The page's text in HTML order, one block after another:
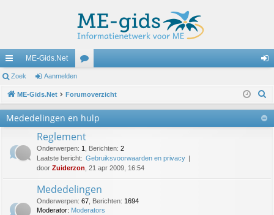
ne
lle
lin
ME-Gids.Net
u
m
s
m
el
Zoek Aanmelden
ME-Gids.Net Forumoverzicht
Mededelingen en hulp
Reglement
Onderwerpen: 1 Berichten: 2
Laatste bericht: Gebruiksvoorwaarden en privacy
door Zuiderzon , 21 apr 2009, 16:54
Mededelingen
Onderwerpen: 67 Berichten: 1694
Moderator: Moderators